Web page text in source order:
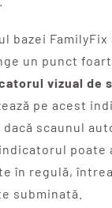
bazei FamilyFix
un punct
vizual de
pe acest
scaunul
poate
în regulă,
subminată.